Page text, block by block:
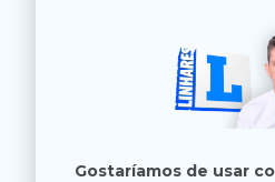
Gostaríamos de usar